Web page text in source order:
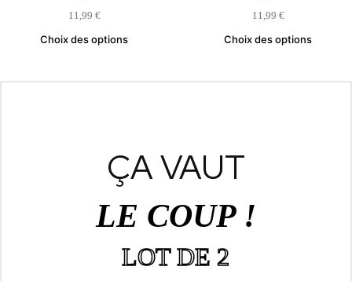
11,99 €
Choix des options
11,99 €
Choix des options
ÇA VAUT
LE COUP !
LOT DE 2